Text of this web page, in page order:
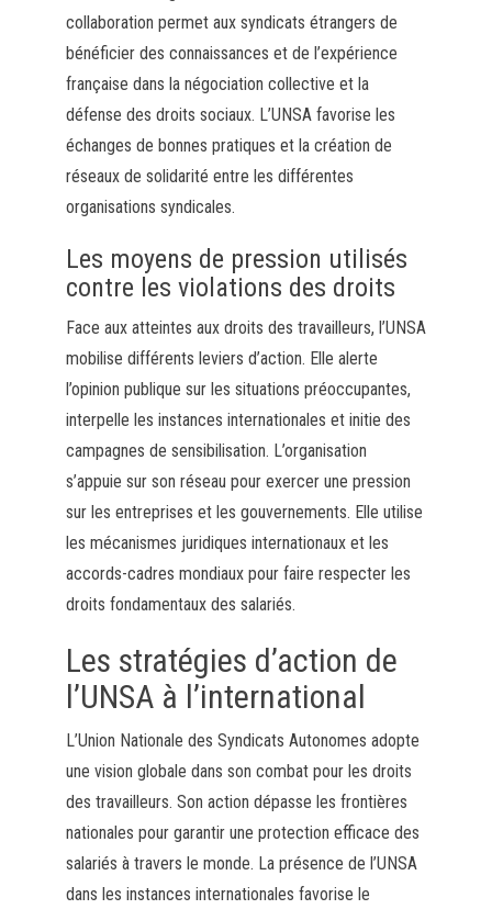
collaboration permet aux syndicats étrangers de
bénéficier des connaissances et de l’expérience
française dans la négociation collective et la
défense des droits sociaux. L’UNSA favorise les
échanges de bonnes pratiques et la création de
réseaux de solidarité entre les différentes
organisations syndicales.
Les moyens de pression utilisés
contre les violations des droits
Face aux atteintes aux droits des travailleurs, l’UNSA
mobilise différents leviers d’action. Elle alerte
l’opinion publique sur les situations préoccupantes,
interpelle les instances internationales et initie des
campagnes de sensibilisation. L’organisation
s’appuie sur son réseau pour exercer une pression
sur les entreprises et les gouvernements. Elle utilise
les mécanismes juridiques internationaux et les
accords-cadres mondiaux pour faire respecter les
droits fondamentaux des salariés.
Les stratégies d’action de
l’UNSA à l’international
L’Union Nationale des Syndicats Autonomes adopte
une vision globale dans son combat pour les droits
des travailleurs. Son action dépasse les frontières
nationales pour garantir une protection efficace des
salariés à travers le monde. La présence de l’UNSA
dans les instances internationales favorise le